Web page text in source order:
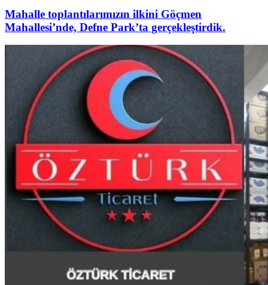
Mahalle toplantılarımızın ilkini Göçmen
Mahallesi’nde, Defne Park’ta gerçekleştirdik.